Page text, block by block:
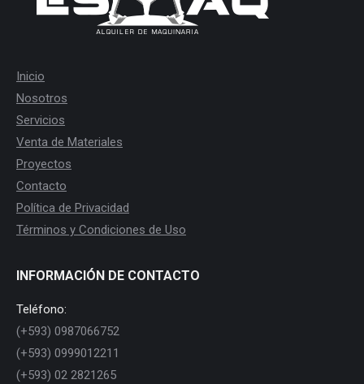
Inicio
Nosotros
Servicios
Venta de Materiales
Proyectos
Contacto
Política de Privacidad
Términos y Condiciones de Uso
INFORMACIÓN DE CONTACTO
Teléfono:
(+593) 0987066752
(+593) 0999012211
(+593) 02 2821265